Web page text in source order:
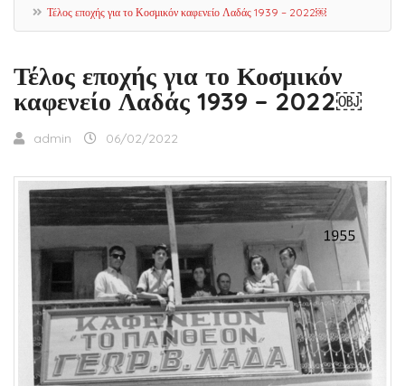
Τέλος εποχής για το Κοσμικόν καφενείο Λαδάς 1939 – 2022￼
Τέλος εποχής για το Κοσμικόν
καφενείο Λαδάς 1939 – 2022￼
admin 06/02/2022